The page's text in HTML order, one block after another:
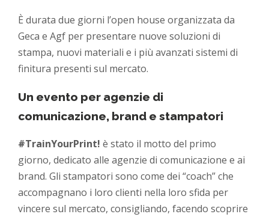
È durata due giorni l’open house organizzata da
Geca e Agf per presentare nuove soluzioni di
stampa, nuovi materiali e i più avanzati sistemi di
finitura presenti sul mercato.
Un evento per agenzie di
comunicazione, brand e stampatori
#TrainYourPrint!è stato il motto del primo
giorno, dedicato alle agenzie di comunicazione e ai
brand. Gli stampatori sono come dei “coach” che
accompagnano i loro clienti nella loro sfida per
vincere sul mercato, consigliando, facendo scoprire